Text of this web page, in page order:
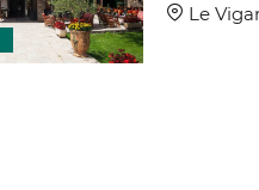
Le